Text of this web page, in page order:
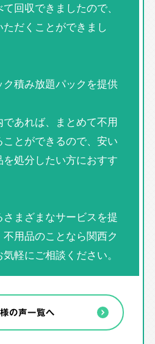
回収できましたので、
だくことができまし
積み放題パックを提供
であれば、まとめて不用
とができるので、安い
処分したい方におすす
まざまなサービスを提
用品のことなら関西ク
軽にご相談ください。
の声一覧へ